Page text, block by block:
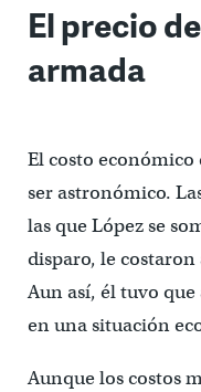
El precio
armada
El costo
ser astronómico.
las que López se
disparo, le costaron
Aun así, él tuvo
en una situación
Aunque los costos